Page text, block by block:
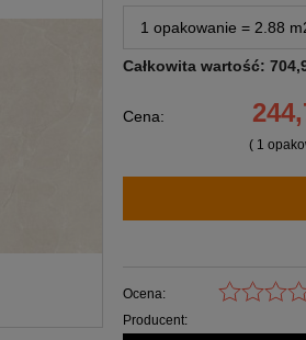
Całkowita wartość:
Cena:
( 1
Ocena:
Producent: